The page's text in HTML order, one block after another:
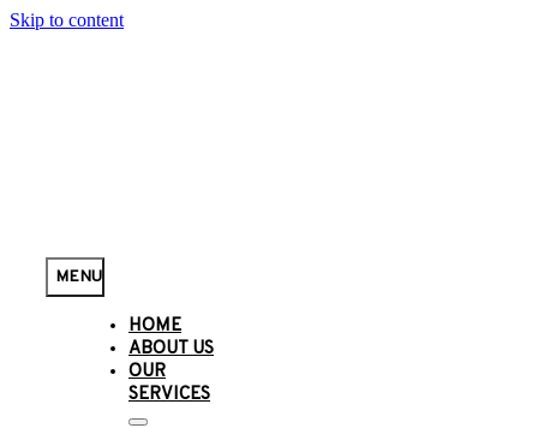
Skip to content
MENU
HOME
ABOUT US
OUR
SERVICES